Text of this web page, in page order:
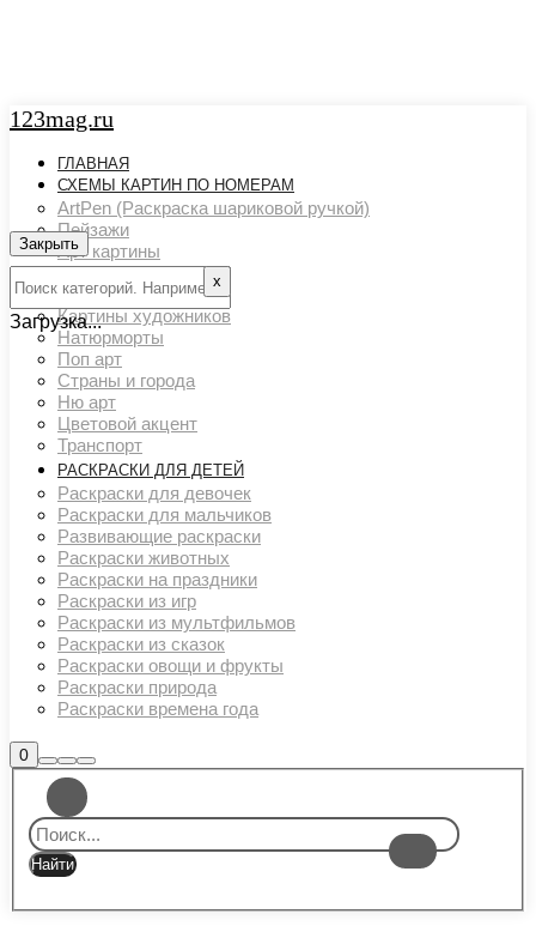
123mag.ru
ГЛАВНАЯ
СХЕМЫ КАРТИН ПО НОМЕРАМ
ArtPen (Раскраска шариковой ручкой)
Пейзажи
Арт картины
Животный мир
Люди
Картины художников
Натюрморты
Поп арт
Страны и города
Ню арт
Цветовой акцент
Транспорт
РАСКРАСКИ ДЛЯ ДЕТЕЙ
Раскраски для девочек
Раскраски для мальчиков
Развивающие раскраски
Раскраски животных
Раскраски на праздники
Раскраски из игр
Раскраски из мультфильмов
Раскраски из сказок
Раскраски овощи и фрукты
Раскраски природа
Раскраски времена года
0Боковая
панель
магазина
Найти
Больше
информации
Главное
меню
Закрыть
х
Загрузка...